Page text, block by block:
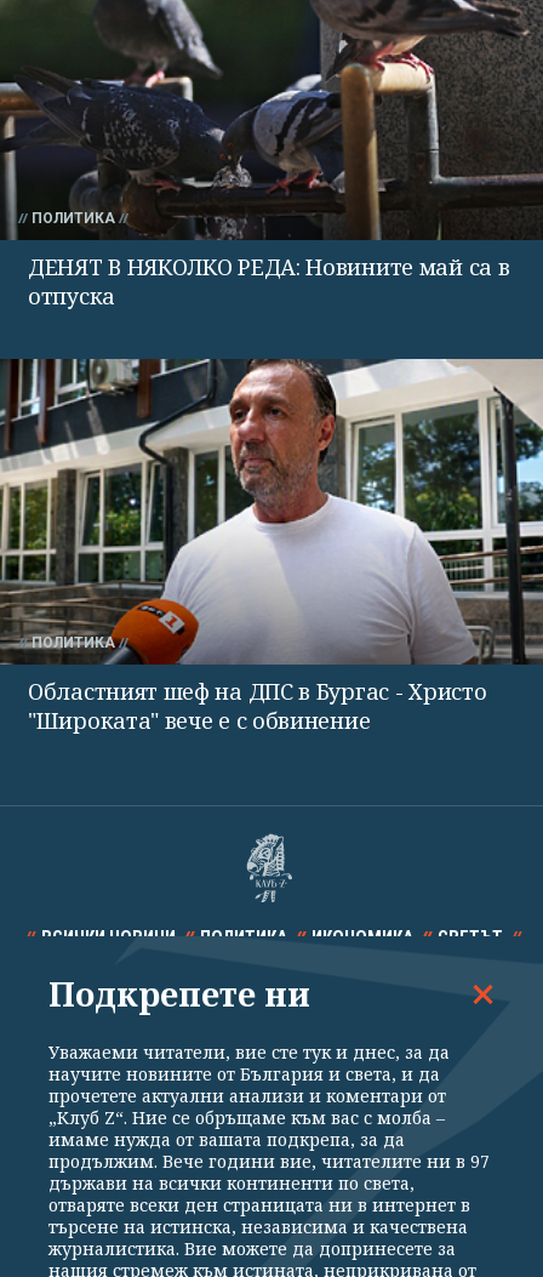
ПОЛИТИКА
ДЕНЯТ В НЯКОЛКО РЕДА: Новините май са в
отпуска
ПОЛИТИКА
Областният шеф на ДПС в Бургас - Христо
"Широката" вече е с обвинение
ВСИЧКИ НОВИНИ ПОЛИТИКА ИКОНОМИКА СВЕТЪТ
СПОРТ КУЛТУРА ТЕХНОЛОГИИ КАЛЕЙДОСКОП
Общи условия
Политика за поверителност
Реклама
Партньори Контакти
За Клуб Z
Екип
Подкрепете ни
Подкрепете ни
Уважаеми читатели, вие сте тук и днес, за да
научите новините от България и света, и да
прочетете актуални анализи и коментари от
„Клуб Z“. Ние се обръщаме към вас с молба –
имаме нужда от вашата подкрепа, за да
продължим. Вече години вие, читателите ни в 97
държави на всички континенти по света,
отваряте всеки ден страницата ни в интернет в
търсене на истинска, независима и качествена
журналистика. Вие можете да допринесете за
нашия стремеж към истината, неприкривана от